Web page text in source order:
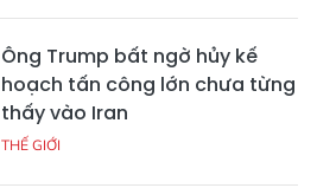
Ông Trump bất ngờ hủy kế
hoạch tấn công lớn chưa từng
thấy vào Iran
THẾ GIỚI